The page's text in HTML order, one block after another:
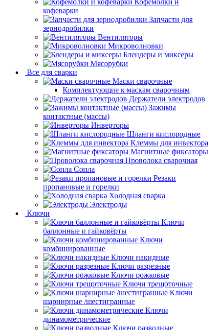
Кофемолки и
кофеварки
Запчасти для
зернодробилки
Вентиляторы
Микроволновки
Блендеры и миксеры
Мясорубки
Все для сварки
Маски сварочные
Комплектующие к маскам сварочным
Держатели электродов
Зажимы
контактные (массы)
Инверторы
Шланги кислородные
Клеммы для инвектора
Магнитные фиксаторы
Проволока сварочная
Сопла
Резаки
пропановые и горелки
Холодная сварка
Электроды
Ключи
Ключи
баллонные и гайковёрты
Ключи
комбинированные
Ключи накидные
Ключи разрезные
Ключи рожковые
Ключи трещоточные
Ключи
шарнирные /шестигранные
Ключи
динамометрические
Ключи разводные